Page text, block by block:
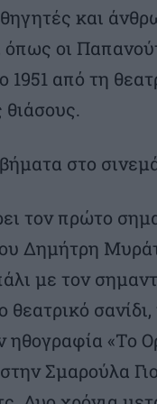
και
όπως οι
1951 από τη
στο
τον πρώτο
Δημήτρη
με τον
θεατρικό
ηθογραφία «Το
Σμαρούλα